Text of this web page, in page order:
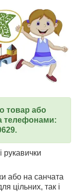
товар або
телефонами:
рукавички
або на санчата
цільних, так і